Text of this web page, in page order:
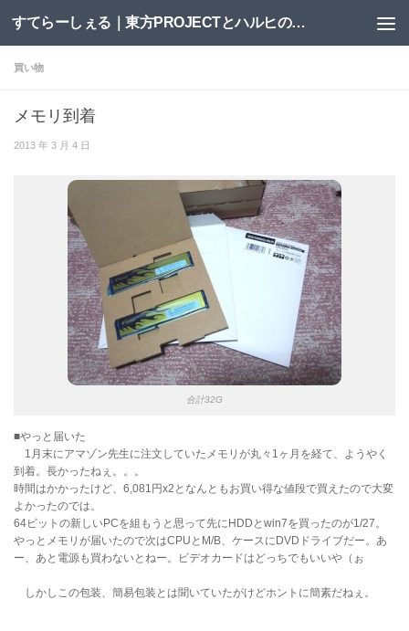
コンテンツへスキップ すてらーしぇる｜東方PROJECTとハルヒの二次創作サイト
買い物
メモリ到着
2013 年 3 月 4 日
合計32G
■やっと届いた
1月末にアマゾン先生に注文していたメモリが丸々1ヶ月を経て、ようやく
到着。長かったねぇ。。。
時間はかかったけど、6,081円x2となんともお買い得な値段で買えたので大変
よかったのでは。
64ビットの新しいPCを組もうと思って先にHDDとwin7を買ったのが1/27。
やっとメモリが届いたので次はCPUとM/B、ケースにDVDドライブだー。あ
ー、あと電源も買わないとねー。ビデオカードはどっちでもいいや（ぉ
しかしこの包装、簡易包装とは聞いていたがけどホントに簡素だねぇ。